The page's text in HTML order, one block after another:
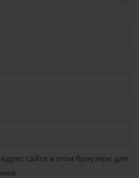
сайта в этом браузере для